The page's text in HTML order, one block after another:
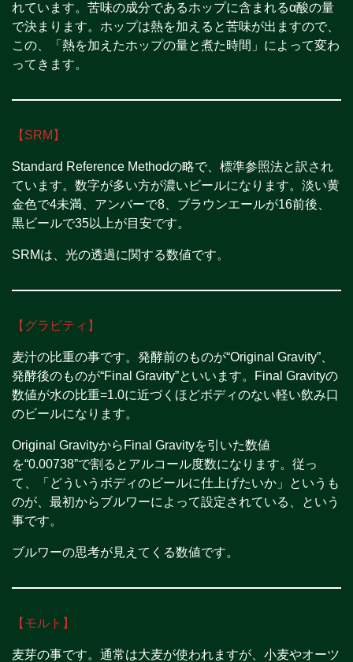
れています。苦味の成分であるホップに含まれるα酸の量
で決まります。ホップは熱を加えると苦味が出ますので、
この、「熱を加えたホップの量と煮た時間」によって変わ
ってきます。
【SRM】
Standard Reference Methodの略で、標準参照法と訳され
ています。数字が多い方が濃いビールになります。淡い黄
金色で4未満、アンバーで8、ブラウンエールが16前後、
黒ビールで35以上が目安です。
SRMは、光の透過に関する数値です。
【グラビティ】
麦汁の比重の事です。発酵前のものが“Original Gravity”、
発酵後のものが“Final Gravity”といいます。Final Gravityの
数値が水の比重=1.0に近づくほどボディのない軽い飲み口
のビールになります。
Original GravityからFinal Gravityを引いた数値
を“0.00738”で割るとアルコール度数になります。従っ
て、「どういうボディのビールに仕上げたいか」というも
のが、最初からブルワーによって設定されている、という
事です。
ブルワーの思考が見えてくる数値です。
【モルト】
麦芽の事です。通常は大麦が使われますが、小麦やオーツ